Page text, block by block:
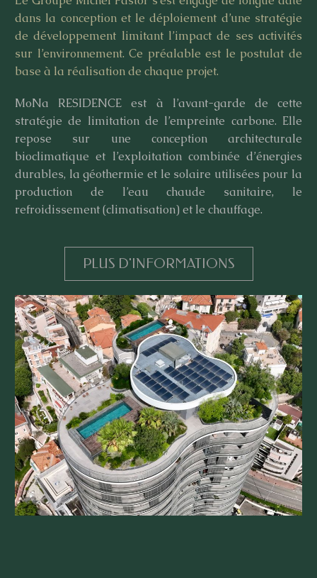
dans la conception et le déploiement d’une stratégie
de développement limitant l’impact de ses activités
sur l’environnement. Ce préalable est le postulat de
base à la réalisation de chaque projet.
MoNa RESIDENCE est à l’avant-garde de cette
stratégie de limitation de l’empreinte carbone. Elle
repose sur une conception architecturale
bioclimatique et l’exploitation combinée d’énergies
durables, la géothermie et le solaire utilisées pour la
production de l’eau chaude sanitaire, le
refroidissement (climatisation) et le chauffage.
PLUS D'INFORMATIONS